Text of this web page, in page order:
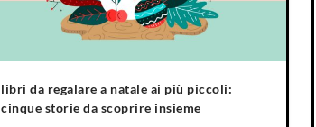
libri da regalare a natale ai più piccoli:
cinque storie da scoprire insieme